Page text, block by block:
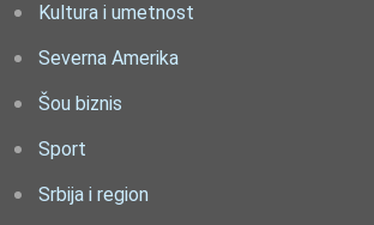
Kultura i umetnost
Severna Amerika
Šou biznis
Sport
Srbija i region